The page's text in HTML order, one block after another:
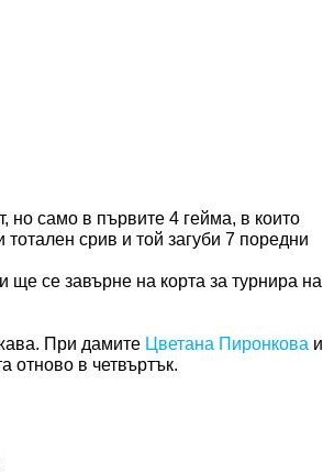
но само в първите 4 гейма, в които
срив и той загуби 7 поредни
се завърне на корта за турнира на
При дамите Цветана Пиронкова и
отново в четвъртък.